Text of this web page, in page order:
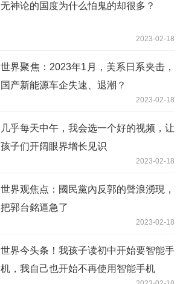
无神论的国度为什么怕鬼的却很多？
2023-02-18
世界聚焦：2023年1月，美系日系夹击，
国产新能源车企失速、退潮？
2023-02-18
几乎每天中午，我会选一个好的视频，让
孩子们开阔眼界增长见识
2023-02-18
世界观焦点：國民黨內反郭的聲浪湧現，
把郭台銘逼急了
2023-02-18
世界今头条！我孩子读初中开始要智能手
机，我自己也开始不再使用智能手机